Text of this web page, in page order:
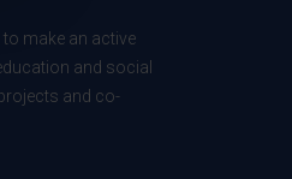
to make an active
and social
and co-